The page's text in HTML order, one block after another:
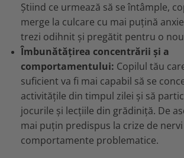
Știind ce urmează să se întâmple,
merge la culcare cu mai puțină
trezi odihnit și pregătit pentru o
Îmbunătățirea concentrării și a
comportamentului: Copilul tău
suficient va fi mai capabil să se
activitățile din timpul zilei și să
jocurile și lecțiile din grădiniță. De
mai puțin predispus la crize de
comportamente problematice.